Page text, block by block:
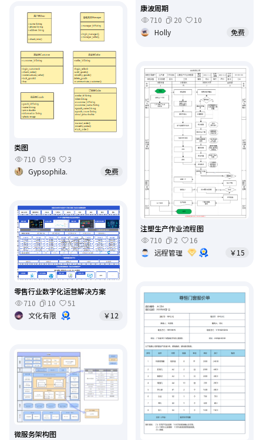
康波周期
710
20
10
Holly
免费
类图
710
59
3
Gypsophila.
免费
注塑生产作业流程图
710
2
16
远程管理
￥15
零售行业数字化运营解决方案
710
10
51
文化有限
￥12
微服务架构图